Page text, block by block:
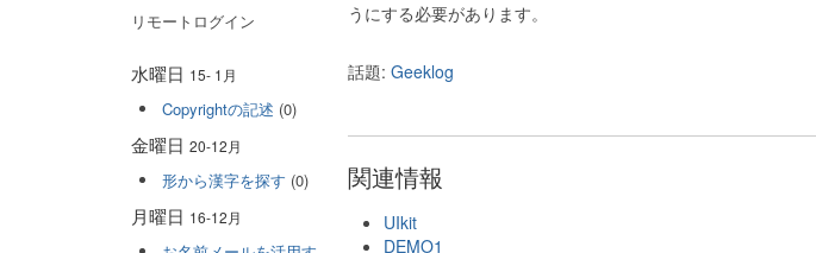
うにする必要があります。
話題: Geeklog
関連情報
UIkit
DEMO1
リモートログイン
水曜日 15- 1月
Copyrightの記述 (0)
金曜日 20-12月
形から漢字を探す (0)
月曜日 16-12月